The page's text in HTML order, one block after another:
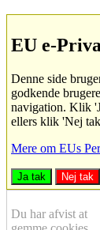
EU e-
Denne side
godkende
navigation. Klik
ellers klik 'Nej
Mere om EUs
Ja tak Nej tak
Du har afvist at